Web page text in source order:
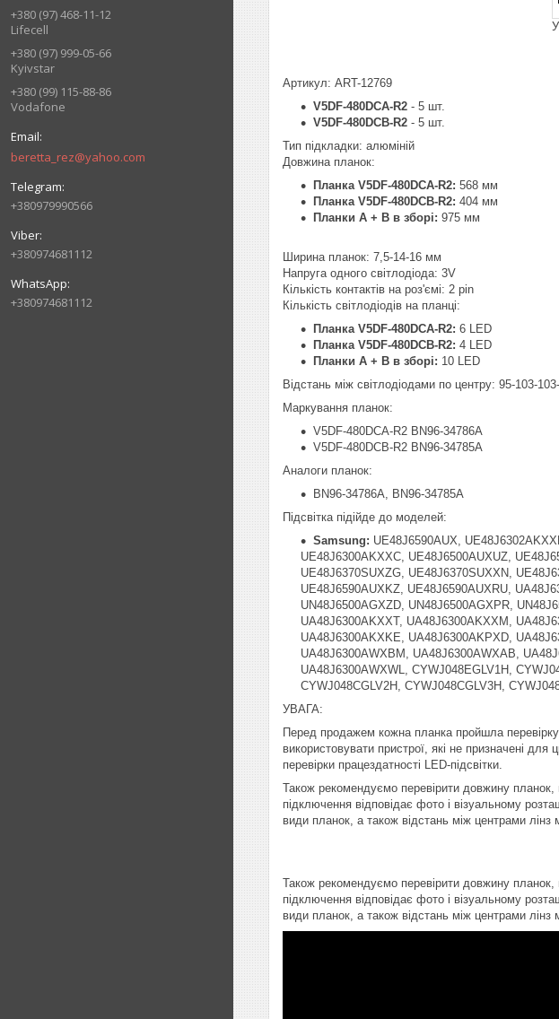
+380 (97) 468-11-12
Lifecell
+380 (97) 999-05-66
Kyivstar
+380 (99) 115-88-86
Vodafone
beretta_rez@yahoo.com
+380979990566
+380974681112
+380974681112
Артикул: ART-12769
V5DF-480DCA-R2 - 5 шт.
V5DF-480DCB-R2 - 5 шт.
Тип підкладки: алюміній
Довжина планок:
Планка V5DF-480DCA-R2: 568 мм
Планка V5DF-480DCB-R2: 404 мм
Планки A + B в зборі: 975 мм
Ширина планок: 7,5-14-16 мм
Напруга одного світлодіода: 3V
Кількість контактів на роз'ємі: 2 pin
Кількість світлодіодів на планці:
Планка V5DF-480DCA-R2: 6 LED
Планка V5DF-480DCB-R2: 4 LED
Планки A + B в зборі: 10 LED
Відстань між світлодіодами по центру: 95-103-
Маркування планок:
V5DF-480DCA-R2 BN96-34786A
V5DF-480DCB-R2 BN96-34785A
Аналоги планок:
BN96-34786A, BN96-34785A
Підсвітка підійде до моделей:
Samsung: UE48J6590AUX,
UE48J6300AKXXC, UE48J6500AUXUZ,
UE48J6370SUXZG, UE48J6370SUXXN,
UE48J6590AUXKZ, UE48J6590AUXRU,
UN48J6500AGXZD, UN48J6500AGXPR,
UA48J6300AKXXT, UA48J6300AKXXM,
UA48J6300AKXKE, UA48J6300AKPXD,
UA48J6300AWXBM, UA48J6300AWXAB,
UA48J6300AWXWL, CYWJ048EGLV1H,
CYWJ048CGLV2H, CYWJ048CGLV3H,
УВАГА:
Перед продажем кожна планка пройшла
використовувати пристрої, які не призначені
перевірки працездатності LED-підсвітки.
Також рекомендуємо перевірити довжину планок,
підключення відповідає фото і візуальному
види планок, а також відстань між центрами
Також рекомендуємо перевірити довжину планок,
підключення відповідає фото і візуальному
види планок, а також відстань між центрами